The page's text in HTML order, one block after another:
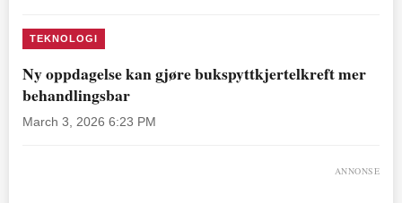
TEKNOLOGI
Ny oppdagelse kan gjøre bukspyttkjertelkreft mer
behandlingsbar
March 3, 2026 6:23 PM
ANNONSE